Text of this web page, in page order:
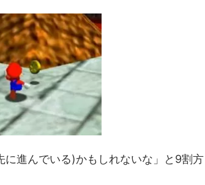
進んでいる)かもしれないな」と9割方